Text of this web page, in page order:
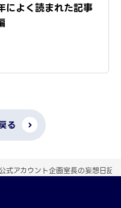
によく読まれた記事
る
式アカウント企画室長の妄想日